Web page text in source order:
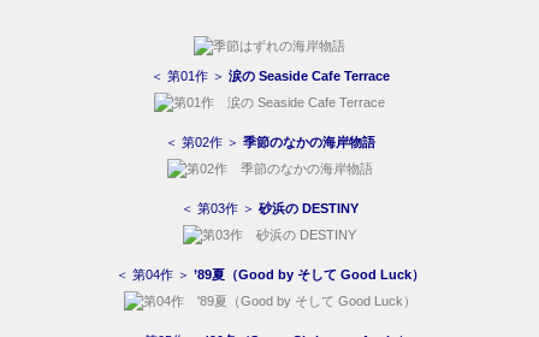
＜ 第01作 ＞ 涙の Seaside Cafe Terrace
＜ 第02作 ＞ 季節のなかの海岸物語
＜ 第03作 ＞ 砂浜の DESTINY
＜ 第04作 ＞ ’89夏（Good by そして Good Luck）